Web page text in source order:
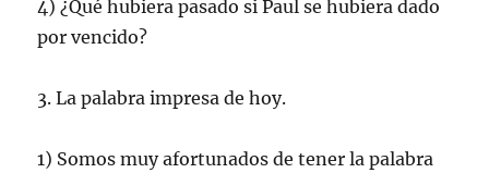
4) ¿Qué hubiera pasado si Paul se hubiera dado
por vencido?
3. La palabra impresa de hoy.
1) Somos muy afortunados de tener la palabra